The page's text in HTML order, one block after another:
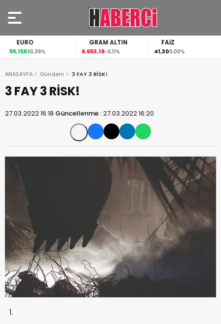
EURO
55,15810,39%
GRAM ALTIN
6.653,19-0,11%
FAİZ
41,300,00%
ANASAYFA Gündem 3 FAY 3 RİSK!
3 FAY 3 RİSK!
27.03.2022 16:18 Güncellenme :27.03.2022 16:20